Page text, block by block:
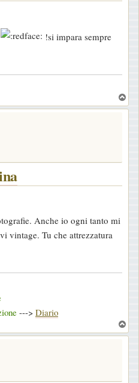
!si impara sempre
o
Anche io ogni tanto mi
vintage. Tu che attrezzatura
---> Diario
o